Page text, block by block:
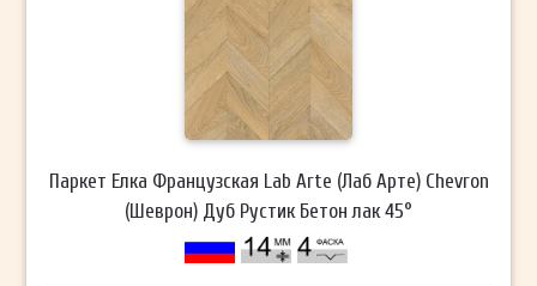
Паркет Елка Французская Lab Arte (Лаб Арте) Chevron
(Шеврон) Дуб Рустик Бетон лак 45°